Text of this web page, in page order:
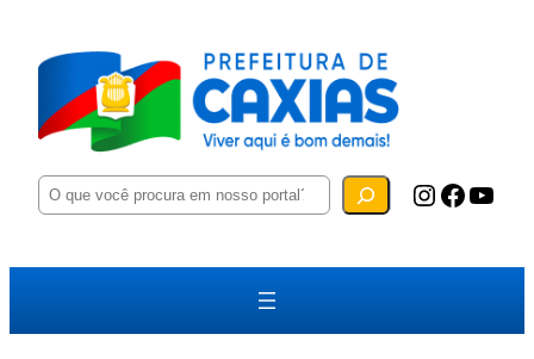
P
e
u
a
Instagram Facebook YouTube